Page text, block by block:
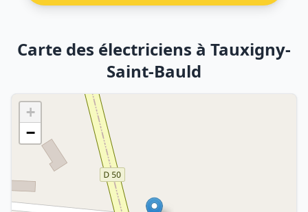
Carte des électriciens à Tauxigny-
Saint-Bauld
+
−